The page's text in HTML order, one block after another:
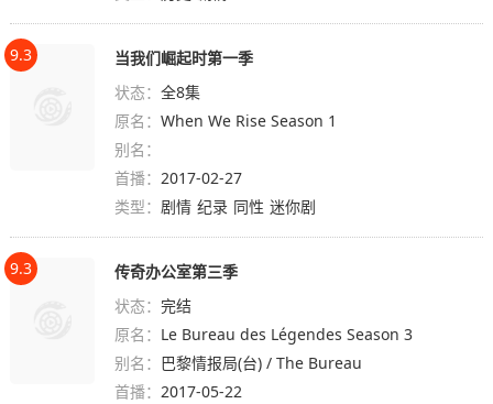
9.3
当我们崛起时第一季
状态：全8集
原名：When We Rise Season 1
别名：
首播：2017-02-27
类型：剧情 纪录 同性 迷你剧
9.3
传奇办公室第三季
状态：完结
原名： Le Bureau des Légendes Season 3
别名： 巴黎情报局(台) / The Bureau
首播：2017-05-22